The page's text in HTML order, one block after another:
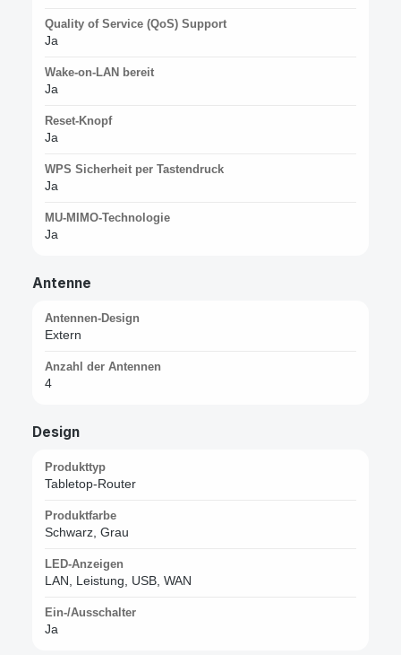
Quality of Service (QoS) Support
Ja
Wake-on-LAN bereit
Ja
Reset-Knopf
Ja
WPS Sicherheit per Tastendruck
Ja
MU-MIMO-Technologie
Ja
Antenne
Antennen-Design
Extern
Anzahl der Antennen
4
Design
Produkttyp
Tabletop-Router
Produktfarbe
Schwarz, Grau
LED-Anzeigen
LAN, Leistung, USB, WAN
Ein-/Ausschalter
Ja